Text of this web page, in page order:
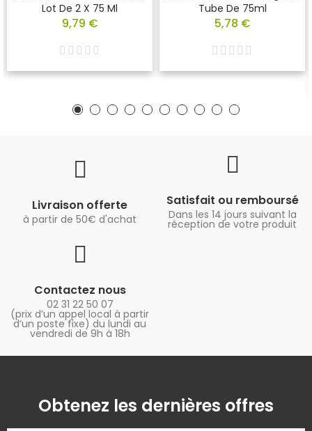
Lot De 2 X 75 Ml
9,79 €
Tube De 75ml
5,78 €
Livraison offerte
à partir de 50€ d'achat
Satisfait ou remboursé
Dans les 14 jours suivant la
réception de votre produit
Contactez nous
02 31 22 50 07
(prix d’un appel local à partir
d’un poste fixe) du lundi au
vendredi de 9h à 18h
Obtenez les dernières offres